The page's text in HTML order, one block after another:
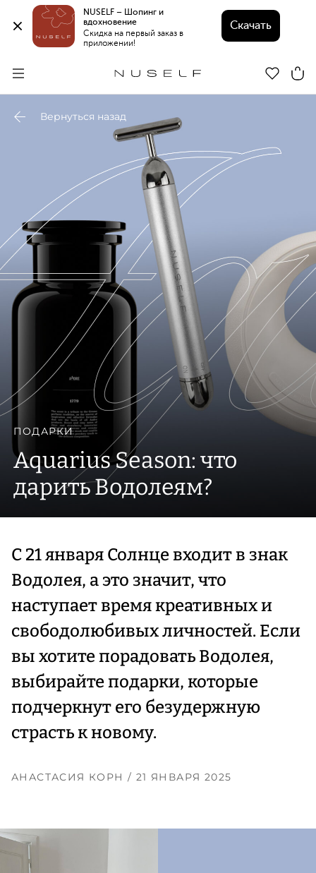
NUSELF – Шопинг и
вдохновение
Скидка на первый заказ в
приложении!
Скачать
Вернуться назад
ПОДАРКИ
Aquarius Season: что
дарить Водолеям?
С 21 января Солнце входит в знак
Водолея, а это значит, что
наступает время креативных и
свободолюбивых личностей. Если
вы хотите порадовать Водолея,
выбирайте подарки, которые
подчеркнут его безудержную
страсть к новому.
АНАСТАСИЯ КОРН / 21 ЯНВАРЯ 2025